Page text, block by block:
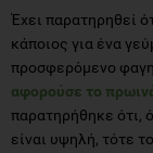
Έχει παρατηρηθεί
κάποιος για ένα
προσφερόμενο
αφορούσε το
παρατηρήθηκε ότι,
είναι υψηλή, τότε